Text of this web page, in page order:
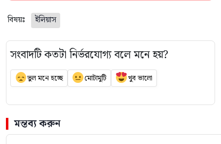
বিষয়ঃ ইলিয়াস
সংবাদটি কতটা নির্ভরযোগ্য বলে মনে হয়?
ভুল মনে হচ্ছে মোটামুটি খুব ভালো
মন্তব্য করুন